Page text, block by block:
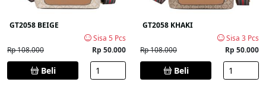
GT2058 BEIGE
Sisa 5 Pcs
Rp 108.000
Rp 50.000
Beli
GT2058 KHAKI
Sisa 3 Pcs
Rp 108.000
Rp 50.000
Beli